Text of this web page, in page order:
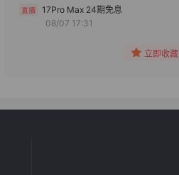
分组
17Pro Max 24期免息
08/07 17:31
立即收藏